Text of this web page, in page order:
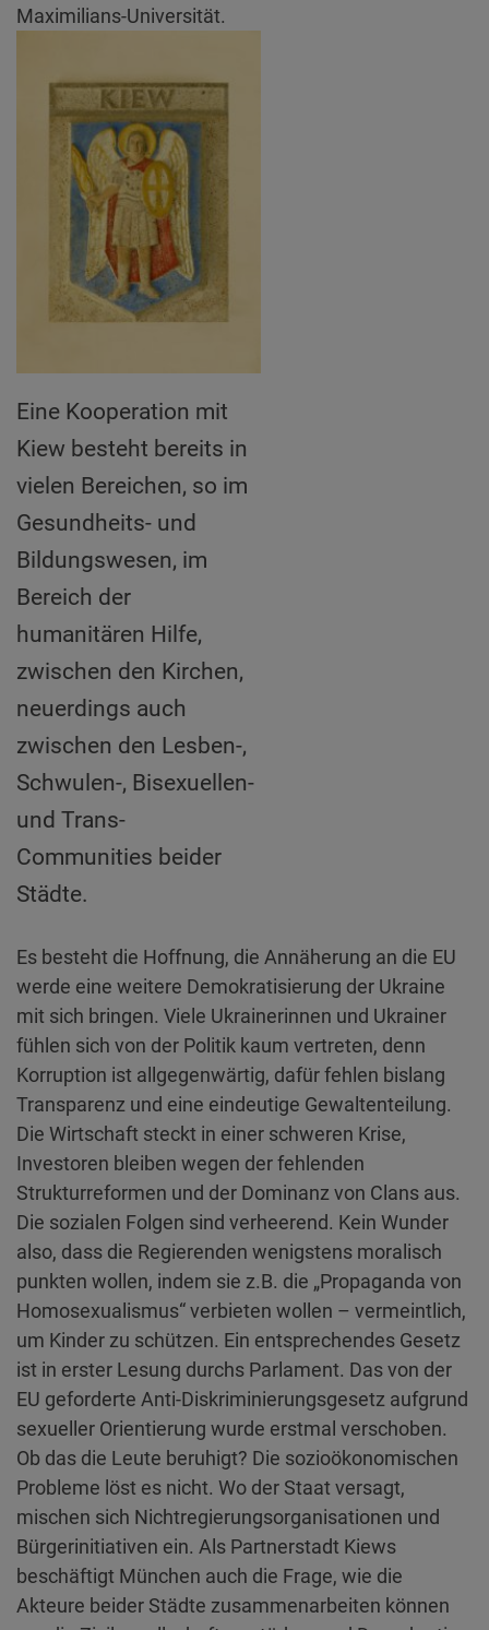
Maximilians-Universität.
Eine Kooperation mit
Kiew besteht bereits in
vielen Bereichen, so im
Gesundheits- und
Bildungswesen, im
Bereich der
humanitären Hilfe,
zwischen den Kirchen,
neuerdings auch
zwischen den Lesben-,
Schwulen-, Bisexuellen-
und Trans-
Communities beider
Städte.
Es besteht die Hoffnung, die Annäherung an die EU
werde eine weitere Demokratisierung der Ukraine
mit sich bringen. Viele Ukrainerinnen und Ukrainer
fühlen sich von der Politik kaum vertreten, denn
Korruption ist allgegenwärtig, dafür fehlen bislang
Transparenz und eine eindeutige Gewaltenteilung.
Die Wirtschaft steckt in einer schweren Krise,
Investoren bleiben wegen der fehlenden
Strukturreformen und der Dominanz von Clans aus.
Die sozialen Folgen sind verheerend. Kein Wunder
also, dass die Regierenden wenigstens moralisch
punkten wollen, indem sie z.B. die „Propaganda von
Homosexualismus“ verbieten wollen – vermeintlich,
um Kinder zu schützen. Ein entsprechendes Gesetz
ist in erster Lesung durchs Parlament. Das von der
EU geforderte Anti-Diskriminierungsgesetz aufgrund
sexueller Orientierung wurde erstmal verschoben.
Ob das die Leute beruhigt? Die sozioökonomischen
Probleme löst es nicht. Wo der Staat versagt,
mischen sich Nichtregierungsorganisationen und
Bürgerinitiativen ein. Als Partnerstadt Kiews
beschäftigt München auch die Frage, wie die
Akteure beider Städte zusammenarbeiten können